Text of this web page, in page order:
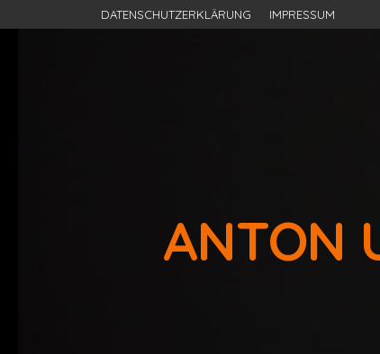
DATENSCHUTZERKLÄRUNG IMPRESSUM
ANTON